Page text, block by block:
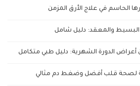
الحاسم في علاج الأرق المزمن
البسيط والمعقد: دليل شامل
أعراض الدورة الشهرية: دليل طبي متكامل
لصحة قلب أفضل وضغط دم مثالي